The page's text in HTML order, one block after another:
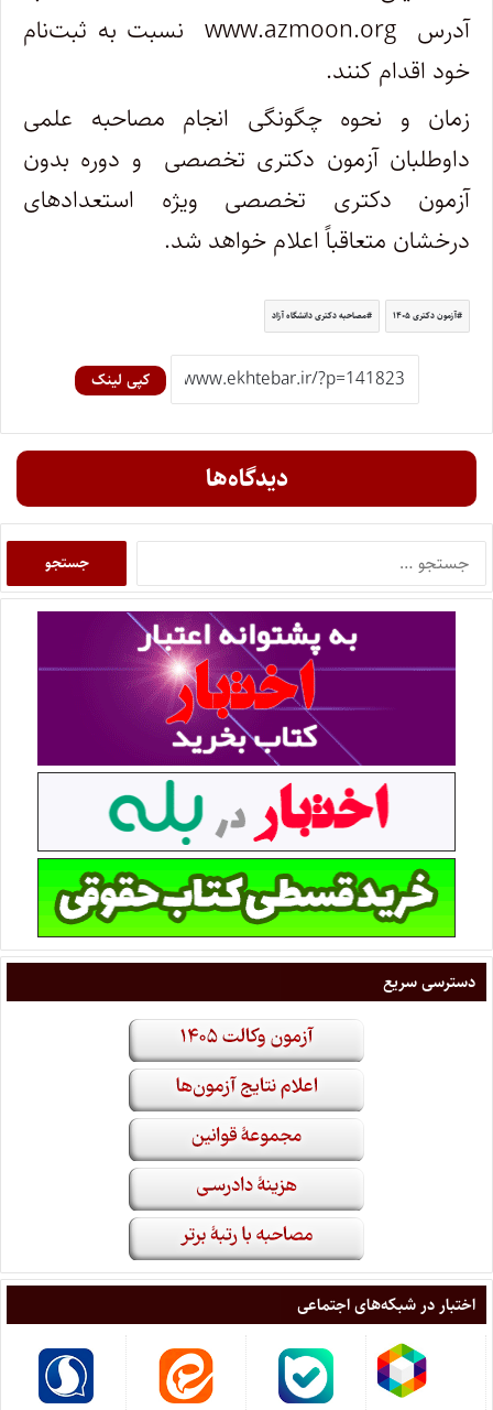
آدرس www.azmoon.org نسبت به ثبت‌نام
خود اقدام کنند.
زمان و نحوه چگونگی انجام مصاحبه علمی
داوطلبان آزمون دکتری تخصصی و دوره بدون
آزمون دکتری تخصصی ویژه استعدادهای
درخشان متعاقباً اعلام خواهد شد.
آزمون دکتری ۱۴۰۵ مصاحبه دکتری دانشگاه آزاد
کپی لینک
دیدگاه‌ها
دسترسی سریع
اختبار در شبکه‌های اجتماعی